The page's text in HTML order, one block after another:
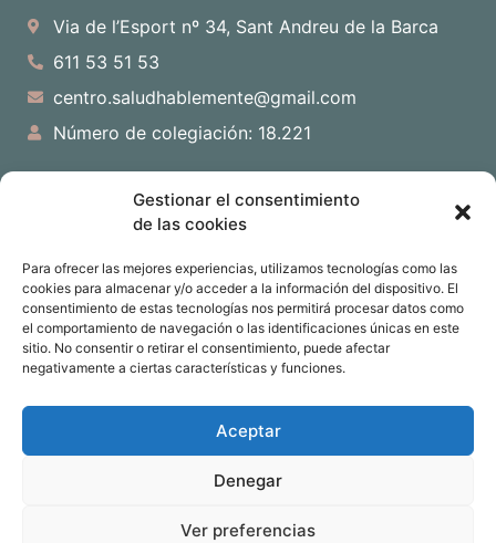
Gestionar el consentimiento
de las cookies
Para ofrecer las mejores experiencias, utilizamos tecnologías como las
cookies para almacenar y/o acceder a la información del dispositivo. El
consentimiento de estas tecnologías nos permitirá procesar datos como
el comportamiento de navegación o las identificaciones únicas en este
sitio. No consentir o retirar el consentimiento, puede afectar
negativamente a ciertas características y funciones.
Aceptar
Denegar
Ver preferencias
Via de l’Esport nº 34, Sant Andreu de la Barca
611 53 51 53
centro.saludhablemente@gmail.com
Número de colegiación: 18.221
20:00
Miércoles
10:00-13:30 - 15:00-
20:00
Jueves
Copyright © 2026 Centro SaludHableMente